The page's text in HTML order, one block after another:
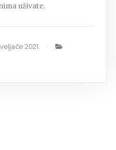
uživate.
2021.